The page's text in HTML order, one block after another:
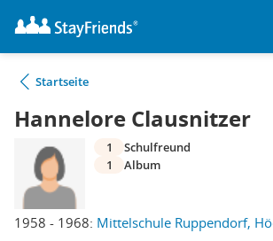
Startseite
Hannelore Clausnitzer
1958 - 1968: Mittelschule Ruppendorf,
1
Schulfreund
1
Album